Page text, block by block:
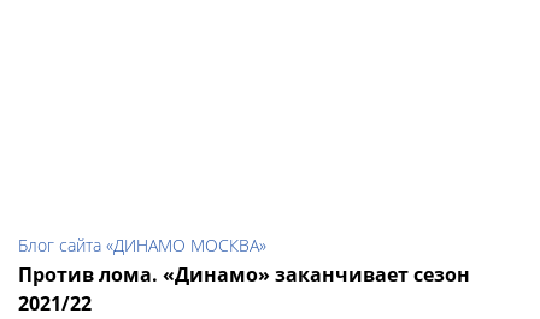
Блог сайта «ДИНАМО МОСКВА»
Против лома. «Динамо» заканчивает сезон
2021/22